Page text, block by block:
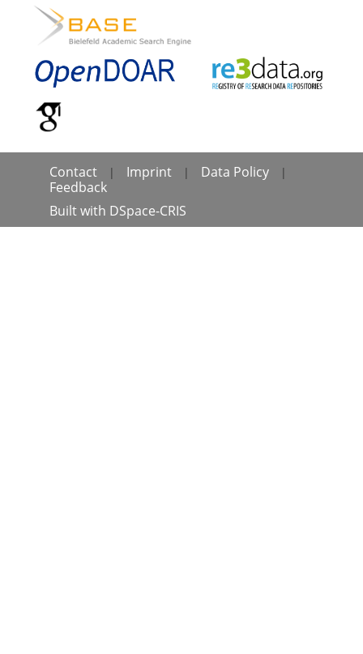
Contact | Imprint | Data Policy |
Feedback
Built with DSpace-CRIS